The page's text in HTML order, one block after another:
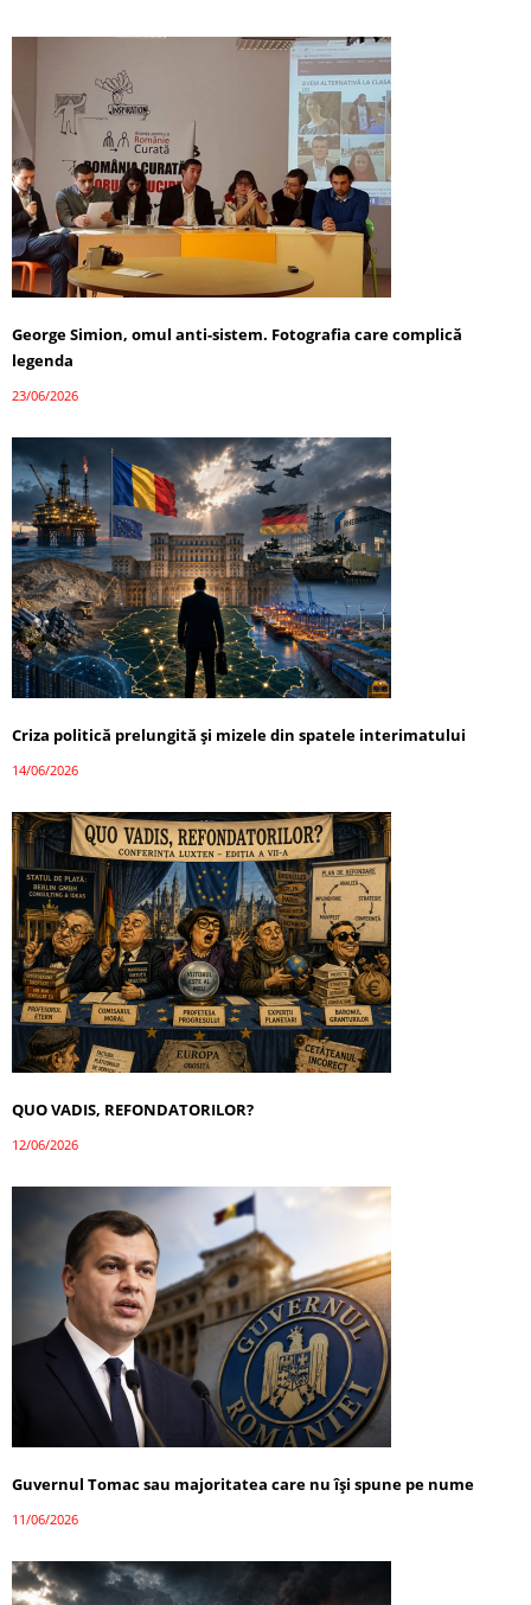
George Simion, omul anti-sistem. Fotografia care complică
legenda
23/06/2026
Criza politică prelungită și mizele din spatele interimatului
14/06/2026
QUO VADIS, REFONDATORILOR?
12/06/2026
Guvernul Tomac sau majoritatea care nu își spune pe nume
11/06/2026